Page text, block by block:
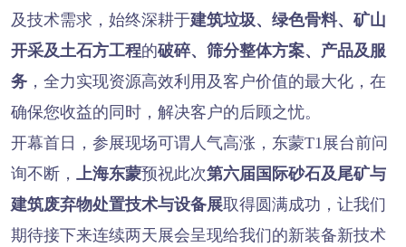
及技术需求，始终深耕于建筑垃圾、绿色骨料、矿山
开采及土石方工程的破碎、筛分整体方案、产品及服
务，全力实现资源高效利用及客户价值的最大化，在
确保您收益的同时，解决客户的后顾之忧。
开幕首日，参展现场可谓人气高涨，东蒙T1展台前问
询不断， 上海东蒙预祝此次第六届 国际砂石及尾矿与
建筑废弃物处置技术与设备展取得圆满成功，让我们
期待接下来连续两天展会呈现给我们的新装备新技术